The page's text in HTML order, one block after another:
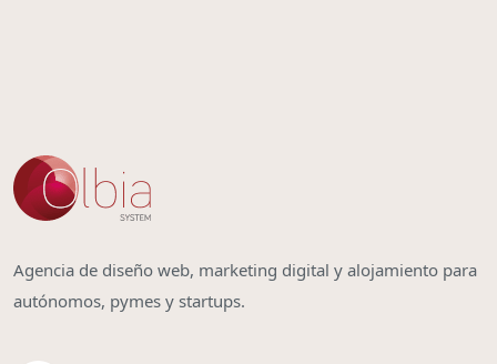
Agencia de diseño web, marketing digital y alojamiento para
autónomos, pymes y startups.